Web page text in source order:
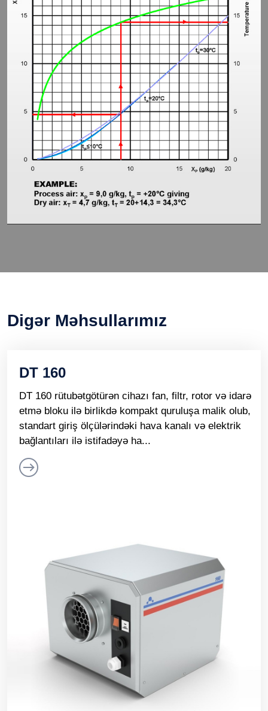
Digər Məhsullarımız
DT 160
DT 160 rütubətgötürən cihazı fan, filtr, rotor və idarə
etmə bloku ilə birlikdə kompakt quruluşa malik olub,
standart giriş ölçülərindəki hava kanalı və elektrik
bağlantıları ilə istifadəyə ha...